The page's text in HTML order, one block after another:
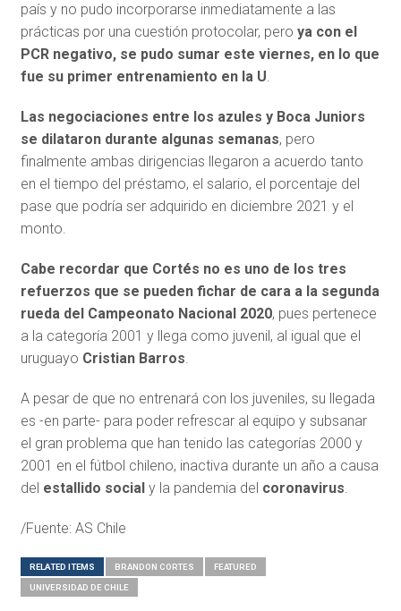
país y no pudo incorporarse inmediatamente a las
prácticas por una cuestión protocolar, pero ya con el
PCR negativo, se pudo sumar este viernes, en lo que
fue su primer entrenamiento en la U.
Las negociaciones entre los azules y Boca Juniors
se dilataron durante algunas semanas, pero
finalmente ambas dirigencias llegaron a acuerdo tanto
en el tiempo del préstamo, el salario, el porcentaje del
pase que podría ser adquirido en diciembre 2021 y el
monto.
Cabe recordar que Cortés no es uno de los tres
refuerzos que se pueden fichar de cara a la segunda
rueda del Campeonato Nacional 2020, pues pertenece
a la categoría 2001 y llega como juvenil, al igual que el
uruguayo Cristian Barros.
A pesar de que no entrenará con los juveniles, su llegada
es -en parte- para poder refrescar al equipo y subsanar
el gran problema que han tenido las categorías 2000 y
2001 en el fútbol chileno, inactiva durante un año a causa
del estallido social y la pandemia del coronavirus.
/Fuente: AS Chile
RELATED ITEMS BRANDON CORTES FEATURED
UNIVERSIDAD DE CHILE